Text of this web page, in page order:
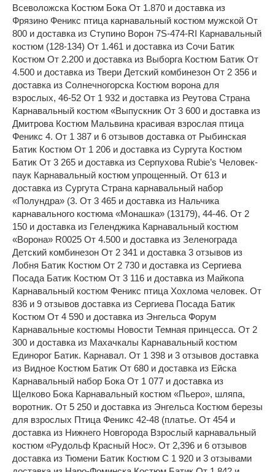
Всеволожска Костюм Бока От 1.870 и доставка из
Фрязино Феникс птица карнавальный костюм мужской От
800 и доставка из Ступино Ворон 7S-474-RI Карнавальный
костюм (128-134) От 1.461 и доставка из Сочи Батик
Костюм От 2.200 и доставка из Выборга Костюм Батик От
4.500 и доставка из Твери Детский комбинезон От 2 356 и
доставка из Солнечногорска Костюм ворона для
взрослых, 46-52 От 1 932 и доставка из Реутова Страна
Карнавальный костюм «Выпускник От 3 600 и доставка из
Дмитрова Костюм Мальвина красивая взрослая птица
Феникс 4. От 1 387 и 6 отзывов доставка от Рыбинская
Батик Костюм От 1 206 и доставка из Сургута Костюм
Батик От 3 265 и доставка из Серпухова Rubie’s Человек-
паук Карнавальный костюм упрощенный. От 613 и
доставка из Сургута Страна карнавальный набор
«Полундра» (3. От 3 465 и доставка из Нальчика
карнавального костюма «Монашка» (13179), 44-46. От 2
150 и доставка из Геленджика Карнавальный костюм
«Ворона» R0025 От 4.500 и доставка из Зеленограда
Детский комбинезон От 2 341 и доставка 3 отзывов из
Лобня Батик Костюм От 2 730 и доставка из Сергиева
Посада Батик Костюм От 3 116 и доставка из Майкопа
Карнавальный костюм Феникс птица Хохлома человек. От
836 и 9 отзывов доставка из Сергиева Посада Батик
Костюм От 4 590 и доставка из Энгельса Форум
Карнавальные костюмы Новости Темная принцесса. От 2
300 и доставка из Махачкалы Карнавальный костюм
Единорог Батик. Карнавал. От 1 398 и 3 отзывов доставка
из Видное Костюм Батик От 680 и доставка из Ейска
Карнавальный набор Бока От 1 077 и доставка из
Щелково Бока Карнавальный костюм «Пьеро», шляпа,
воротник. От 5 250 и доставка из Энгельса Костюм березы
для взрослых Птица Феникс 42-48 (платье. От 454 и
доставка из Нижнего Новгорода Взрослый карнавальный
костюм «Рудольф Красный Нос». От 2,396 и 6 отзывов
доставка из Тюмени Батик Костюм С 1 920 и 3 отзывами